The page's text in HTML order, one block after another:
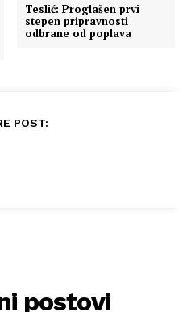
Teslić: Proglašen prvi
stepen pripravnosti
odbrane od poplava
POST:
postovi